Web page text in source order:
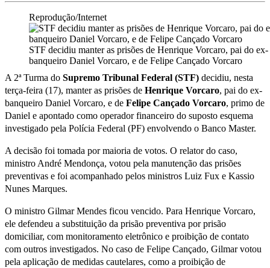
Reprodução/Internet
STF decidiu manter as prisões de Henrique Vorcaro, pai do ex-
banqueiro Daniel Vorcaro, e de Felipe Cançado Vorcaro
A 2ª Turma do Supremo Tribunal Federal (STF) decidiu, nesta
terça-feira (17), manter as prisões de Henrique Vorcaro, pai do ex-
banqueiro Daniel Vorcaro, e de Felipe Cançado Vorcaro, primo de
Daniel e apontado como operador financeiro do suposto esquema
investigado pela Polícia Federal (PF) envolvendo o Banco Master.
A decisão foi tomada por maioria de votos. O relator do caso,
ministro André Mendonça, votou pela manutenção das prisões
preventivas e foi acompanhado pelos ministros Luiz Fux e Kassio
Nunes Marques.
O ministro Gilmar Mendes ficou vencido. Para Henrique Vorcaro,
ele defendeu a substituição da prisão preventiva por prisão
domiciliar, com monitoramento eletrônico e proibição de contato
com outros investigados. No caso de Felipe Cançado, Gilmar votou
pela aplicação de medidas cautelares, como a proibição de